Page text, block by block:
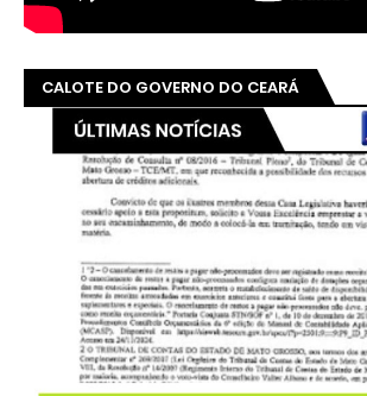
CALOTE DO GOVERNO DO CEARÁ